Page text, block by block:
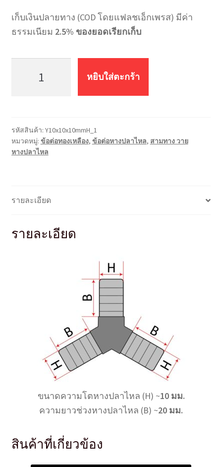
เก็บเงินปลายทาง (COD โดยแฟลชเอ็กเพรส) มีค่า
ธรรมเนียม 2.5% ของยอดเรียกเก็บ
ไหล
Y10x10x10mmH
ชิ้น
หยิบใส่ตะกร้า
รหัสสินค้า: Y10x10x10mmH_1
หมวดหมู่: ข้อต่อทองเหลือง, ข้อต่อหางปลาไหล, สามทาง วาย
หางปลาไหล
รายละเอียด
รายละเอียด
ขนาดความโตหางปลาไหล (H) ~10 มม.
ความยาวช่วงหางปลาไหล (B) ~20 มม.
สินค้าที่เกี่ยวข้อง